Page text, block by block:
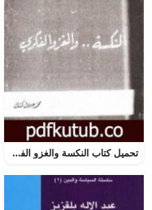
تحميل كتاب النكسة والغزو الفكري PDF تأليف محمد جلال كشك مجانا [كامل]